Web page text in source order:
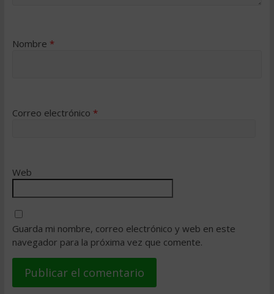
Nombre *
Correo electrónico *
Web
Guarda mi nombre, correo electrónico y web en este
navegador para la próxima vez que comente.